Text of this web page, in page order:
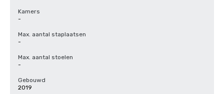
Kamers
-
Max. aantal staplaatsen
-
Max. aantal stoelen
-
Gebouwd
2019